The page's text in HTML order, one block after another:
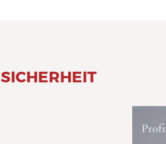
SICHERHEIT